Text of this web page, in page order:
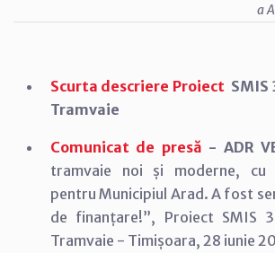
a
Scurta descriere ProiectSMIS
Tramvaie
Comunicat de presă - ADR
tramvaie noi și moderne, cu
pentru Municipiul Arad. A fost
de finanțare!”, Proiect SMIS
Tramvaie - Timișoara, 28 iunie